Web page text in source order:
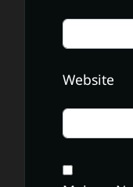
Website